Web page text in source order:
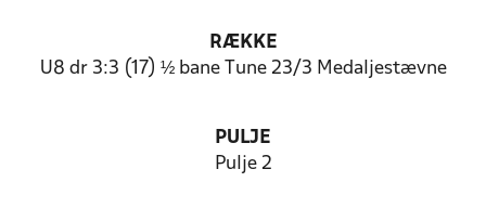
RÆKKE
U8 dr 3:3 (17) ½ bane Tune 23/3 Medaljestævne
PULJE
Pulje 2